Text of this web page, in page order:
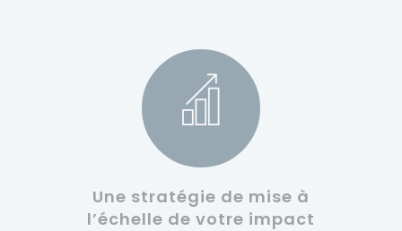
Une stratégie de mise à
l’échelle de votre impact